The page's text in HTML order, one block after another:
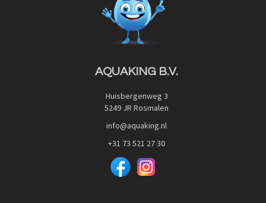
Veilig betalen met:
Red Label Filter Series
Nishikigoi-Ô
JPD Japan Pet Design
AQUAKING B.V.
Huisbergenweg 3
5249 JR Rosmalen
info@aquaking.nl
+31 73 521 27 30